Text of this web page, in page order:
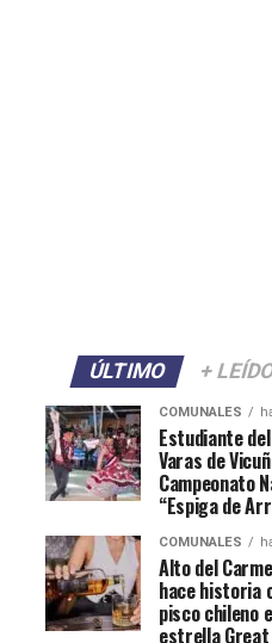
ÚLTIMO +
COMUNALES
Estudiante
Varas de
Campeonato
“Espiga de
COMUNALES
Alto del
hace historia
pisco chileno
estrella